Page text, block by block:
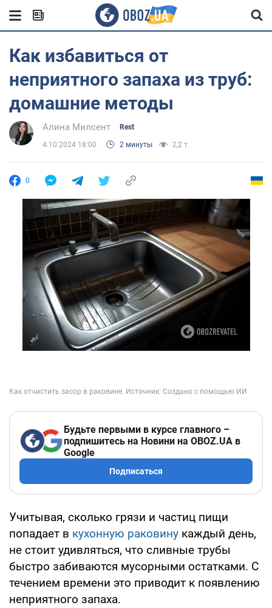
Как избавиться от
неприятного запаха из труб:
домашние методы
Алина Милсент Rest
4.10.2024 18:00 2 минуты 2,2 т.
0
Будьте первыми в курсе главного –
подпишитесь на Новини на OBOZ.UA в
Google
Подписаться
Учитывая, сколько грязи и частиц пищи
попадает в кухонную раковину каждый день,
не стоит удивляться, что сливные трубы
быстро забиваются мусорными остатками. С
течением времени это приводит к появлению
неприятного запаха.